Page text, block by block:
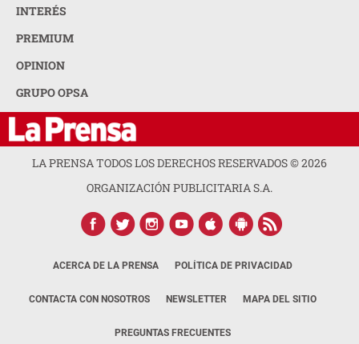
INTERÉS
PREMIUM
OPINION
GRUPO OPSA
LA PRENSA TODOS LOS DERECHOS RESERVADOS ©2026
ORGANIZACIÓN PUBLICITARIA S.A.
ACERCA DE LA PRENSA POLÍTICA DE PRIVACIDAD
CONTACTA CON NOSOTROS NEWSLETTER MAPA DEL SITIO
PREGUNTAS FRECUENTES